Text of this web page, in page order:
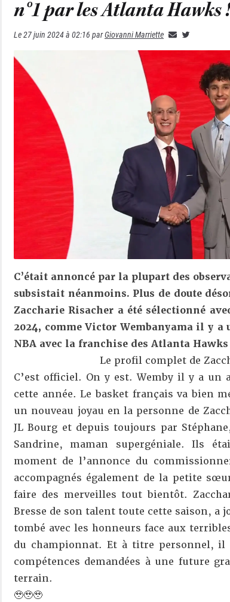
n°1 par les Atlanta Hawks !
Le27 juin 2024 à 02:16 parGiovanni Marriette
C’était annoncé par la plupart des
subsistait néanmoins. Plus de doute
Zaccharie Risacher a été sélectionné
2024, comme Victor Wembanyama il y
NBA avec la franchise des Atlanta Hawks
Le profil complet de
C’est officiel. On y est. Wemby il y a un
cette année. Le basket français va bien
un nouveau joyau en la personne de
JL Bourg et depuis toujours par
Sandrine, maman supergéniale. Ils
moment de l’annonce du
accompagnés également de la petite
faire des merveilles tout bientôt.
Bresse de son talent toute cette saison, a
tombé avec les honneurs face aux
du championnat. Et à titre personnel, il
compétences demandées à une future
terrain.
🥹🥹🥹